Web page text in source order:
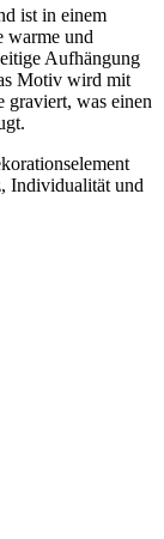
ist in einem
warme und
Aufhängung
Motiv wird mit
graviert, was einen
Individualität und